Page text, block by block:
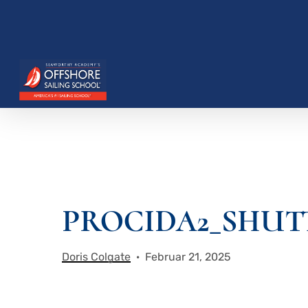
Drücken Sie die Eingabetaste, um zu suchen,
Doris Colgate Februar 21, 2025